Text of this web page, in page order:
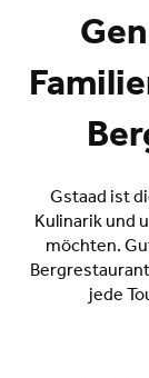
Gstaad ist
Kulinarik und
möchten.
jede